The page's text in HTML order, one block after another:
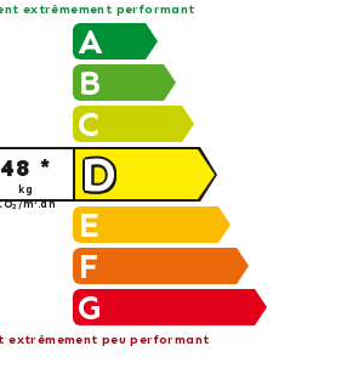
extrêmement performant
A
B
C
D
48 *
kg
2/m².an
E
F
G
extrêmement peu performant